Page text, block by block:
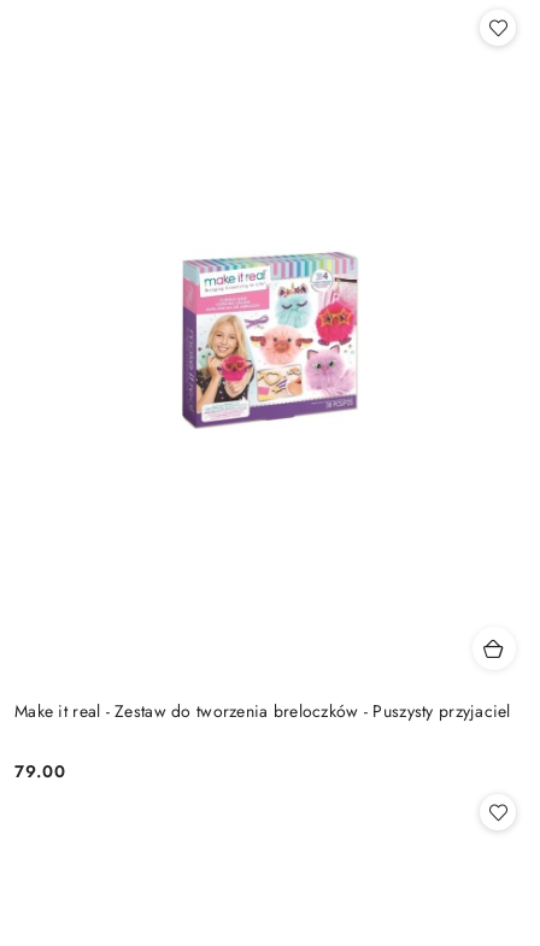
Make it real - Zestaw do tworzenia breloczków - Puszysty przyjaciel
Cena:
79.00